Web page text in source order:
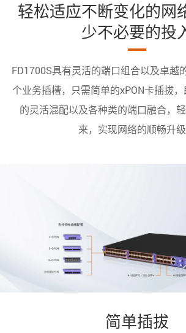
轻松适应不断变化的网
少不必要的投
FD1700S具有灵活的端口组合以及卓越
个业务插槽，只需简单的xPON卡插拔
的灵活混配以及各种类的端口融合，
来，实现网络的顺畅升级
简单插拔